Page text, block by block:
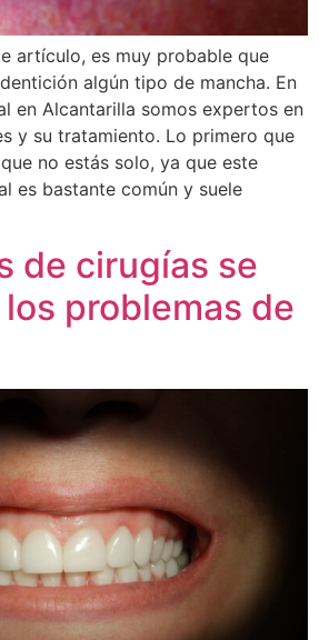
artículo, es muy probable que
algún tipo de mancha. En
en Alcantarilla somos expertos en
y su tratamiento. Lo primero que
no estás solo, ya que este
es bastante común y suele
de cirugías se
problemas de